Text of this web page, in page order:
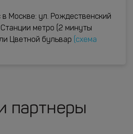
Москве: ул. Рождественский
метро (2 минуты
Цветной бульвар
(схема
партнеры